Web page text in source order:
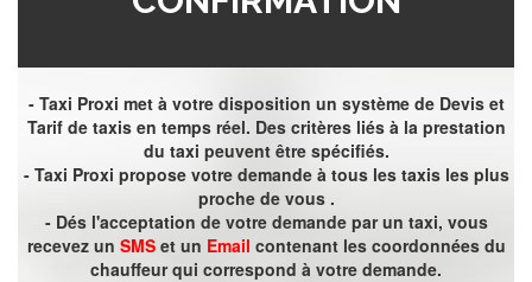
- Taxi Proxi met à votre disposition un système de Devis et
Tarif de taxis en temps réel. Des critères liés à la prestation
du taxi peuvent être spécifiés.
- Taxi Proxi propose votre demande à tous les taxis les plus
proche de vous .
- Dés l'acceptation de votre demande par un taxi, vous
recevez un SMSet un Email contenant les coordonnées du
chauffeur qui correspond à votre demande.